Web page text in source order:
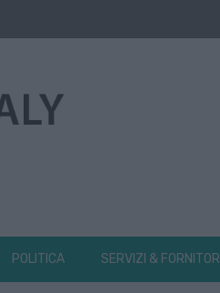
POLITICA SERVIZI & FORNITORI